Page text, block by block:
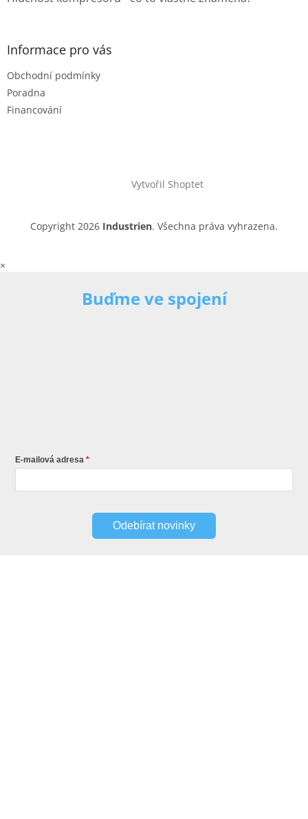
Informace pro vás
Obchodní podmínky
Poradna
Financování
Vytvořil Shoptet
Copyright 2026 Industrien. Všechna práva vyhrazena.
×
Buďme ve spojení
E-mailová adresa
Odebírat novinky